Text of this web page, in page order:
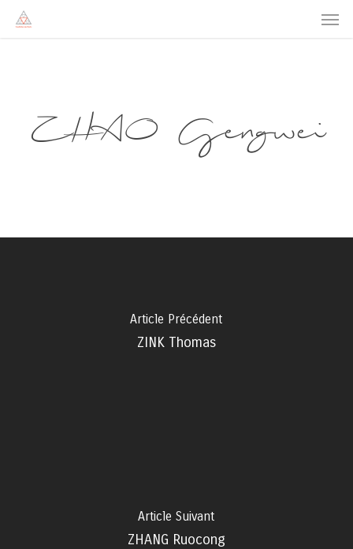
ZHAO Gengwei
Article Précédent
ZINK Thomas
Article Suivant
ZHANG Ruocong